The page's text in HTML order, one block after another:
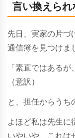
言い換えられ
先日、実家の片づ
通信簿を見つけま
「素直ではある
（意訳）
と、担任からうち
よほど私は先生に
いやいや、これは